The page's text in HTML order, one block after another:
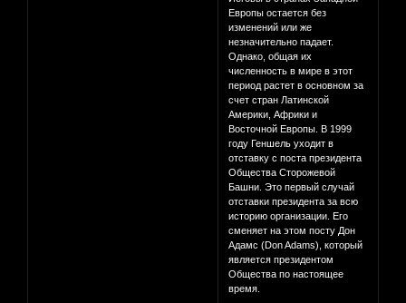
Европы остается без
изменений или же
незначительно падает.
Однако, общая их
численность в мире в этот
период растет в основном за
счет стран Латинской
Америки, Африки и
Восточной Европы. В 1999
году Геншель уходит в
отставку с поста президента
Общества Сторожевой
Башни. Это первый случай
отставки президента за всю
историю организации. Его
сменяет на этом посту Дон
Адамс (Don Adams), который
является президентом
Общества по настоящее
время.